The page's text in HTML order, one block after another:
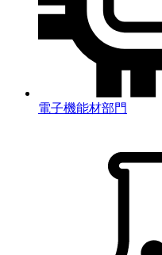
電子機能材部門